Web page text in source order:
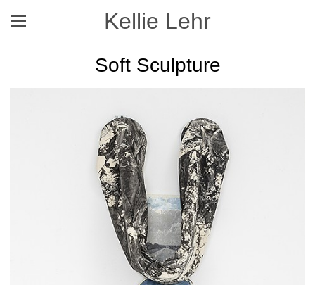
Kellie Lehr
Soft Sculpture